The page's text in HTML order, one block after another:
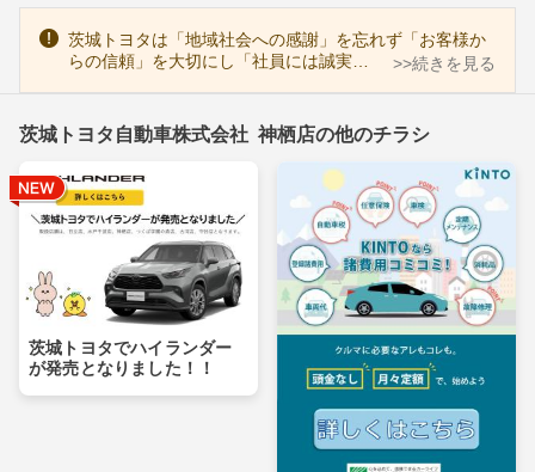
茨城トヨタは「地域社会への感謝」を忘れず「お客様か
らの信頼」を大切にし「社員には誠実…
>>続きを見る
茨城トヨタ自動車株式会社 神栖店の他のチラシ
茨城トヨタでハイランダー
が発売となりました！！